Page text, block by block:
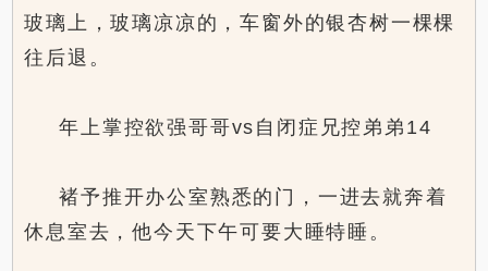
玻璃上，玻璃凉凉的，车窗外的银杏树一棵棵
往后退。
年上掌控欲强哥哥vs自闭症兄控弟弟14
褚予推开办公室熟悉的门，一进去就奔着
休息室去，他今天下午可要大睡特睡。